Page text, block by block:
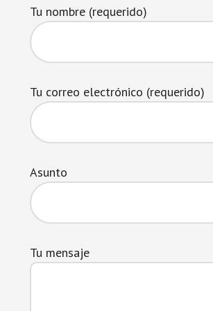
Tu nombre (requerido)
Tu correo electrónico (requerido)
Asunto
Tu mensaje